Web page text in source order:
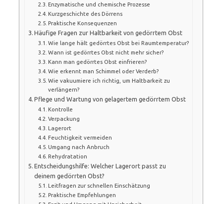
Enzymatische und chemische Prozesse
Kurzgeschichte des Dörrens
Praktische Konsequenzen
Häufige Fragen zur Haltbarkeit von gedörrtem Obst
Wie lange hält gedörrtes Obst bei Raumtemperatur?
Wann ist gedörrtes Obst nicht mehr sicher?
Kann man gedörrtes Obst einfrieren?
Wie erkennt man Schimmel oder Verderb?
Wie vakuumiere ich richtig, um Haltbarkeit zu
verlängern?
Pflege und Wartung von gelagertem gedörrtem Obst
Kontrolle
Verpackung
Lagerort
Feuchtigkeit vermeiden
Umgang nach Anbruch
Rehydratation
Entscheidungshilfe: Welcher Lagerort passt zu
deinem gedörrten Obst?
Leitfragen zur schnellen Einschätzung
Praktische Empfehlungen